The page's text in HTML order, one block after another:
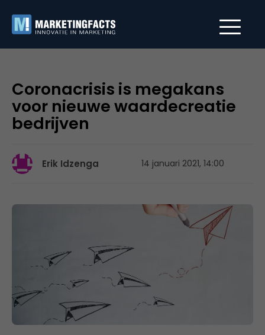
Coronacrisis is megakans
voor nieuwe waardecreatie
bedrijven
Erik Idzenga 14 januari 2021, 14:00